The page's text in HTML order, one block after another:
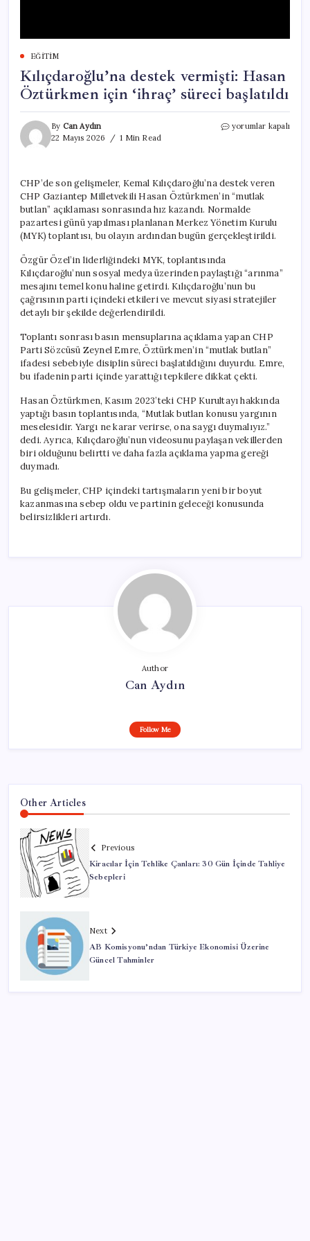
EĞITIM
Kılıçdaroğlu’na destek vermişti: Hasan
Öztürkmen için ‘ihraç’ süreci başlatıldı
By Can Aydın
22 Mayıs 2026
1 Min Read
Kılıçdaroğlu’na
için
‘ihraç’
süreci
başlatıldı
için
yorumlar kapalı
CHP’de son gelişmeler, Kemal Kılıçdaroğlu’na destek veren
CHP Gaziantep Milletvekili Hasan Öztürkmen’in “mutlak
butlan” açıklaması sonrasında hız kazandı. Normalde
pazartesi günü yapılması planlanan Merkez Yönetim Kurulu
(MYK) toplantısı, bu olayın ardından bugün gerçekleştirildi.
Özgür Özel’in liderliğindeki MYK, toplantısında
Kılıçdaroğlu’nun sosyal medya üzerinden paylaştığı “arınma”
mesajını temel konu haline getirdi. Kılıçdaroğlu’nun bu
çağrısının parti içindeki etkileri ve mevcut siyasi stratejiler
detaylı bir şekilde değerlendirildi.
Toplantı sonrası basın mensuplarına açıklama yapan CHP
Parti Sözcüsü Zeynel Emre, Öztürkmen’in “mutlak butlan”
ifadesi sebebiyle disiplin süreci başlatıldığını duyurdu. Emre,
bu ifadenin parti içinde yarattığı tepkilere dikkat çekti.
Hasan Öztürkmen, Kasım 2023’teki CHP Kurultayı hakkında
yaptığı basın toplantısında, “Mutlak butlan konusu yargının
meselesidir. Yargı ne karar verirse, ona saygı duymalıyız.”
dedi. Ayrıca, Kılıçdaroğlu’nun videosunu paylaşan vekillerden
biri olduğunu belirtti ve daha fazla açıklama yapma gereği
duymadı.
Bu gelişmeler, CHP içindeki tartışmaların yeni bir boyut
kazanmasına sebep oldu ve partinin geleceği konusunda
belirsizlikleri artırdı.
Author
Can Aydın
Follow Me
Other Articles
Previous
Kiracılar İçin Tehlike Çanları: 30 Gün İçinde Tahliye
Sebepleri
Next
AB Komisyonu’ndan Türkiye Ekonomisi Üzerine
Güncel Tahminler